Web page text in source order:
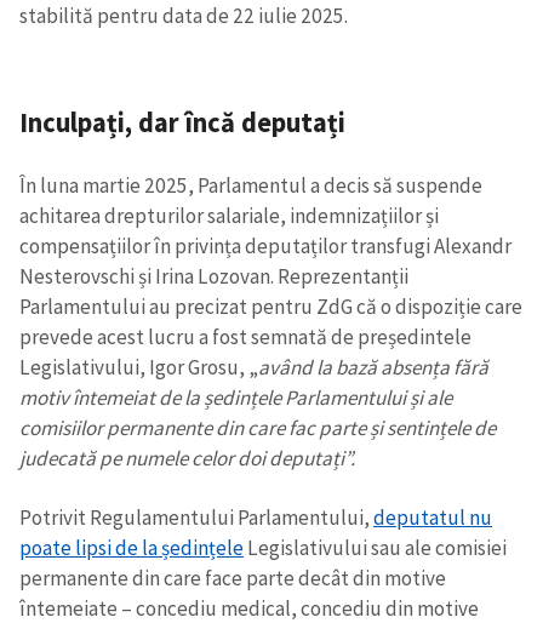
stabilită pentru data de 22 iulie 2025.
Inculpați, dar încă deputați
În luna martie 2025, Parlamentul a decis să suspende
achitarea drepturilor salariale, indemnizațiilor și
compensațiilor în privința deputaților transfugi Alexandr
Nesterovschi și Irina Lozovan. Reprezentanții
Parlamentului au precizat pentru ZdG că o dispoziție care
prevede acest lucru a fost semnată de președintele
Legislativului, Igor Grosu, „având la bază absența fără
motiv întemeiat de la ședințele Parlamentului și ale
comisiilor permanente din care fac parte și sentințele de
judecată pe numele celor doi deputați”.
Potrivit Regulamentului Parlamentului,deputatul nu
poate lipsi de la ședințeleLegislativului sau ale comisiei
permanente din care face parte decât din motive
întemeiate – concediu medical, concediu din motive